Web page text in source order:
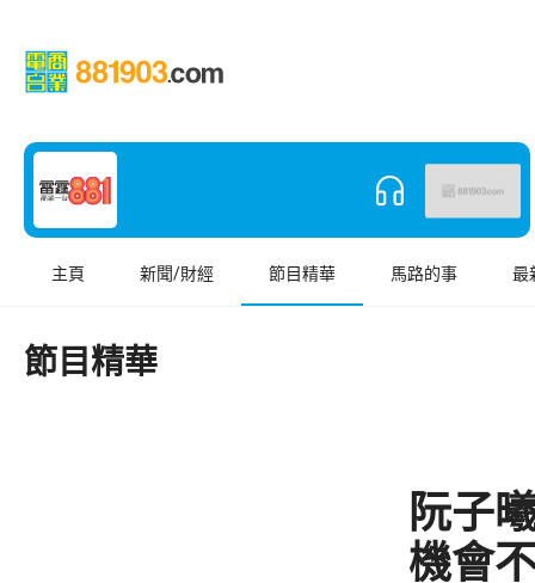
主頁 新聞/財經 節目精華 馬路的事 最
節目精華
阮子
機會